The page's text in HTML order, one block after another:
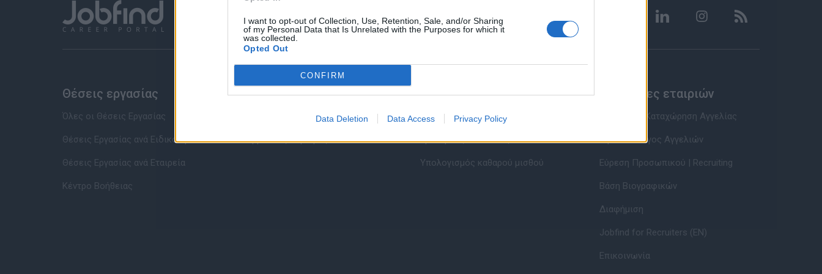
I want to opt-out of Collection, Use, Retention, Sale, and/or Sharing
of my Personal Data that Is Unrelated with the Purposes for which it
was collected.
Opted Out
CONFIRM
Data Deletion Data Access Privacy Policy
Θέσεις εργασίας
Όλες οι Θέσεις Εργασίας
Θέσεις Εργασίας ανά Ειδικότητα
Θέσεις Εργασίας ανά Εταιρεία
Κέντρο Βοήθειας
Υπηρεσίες υποψηφίων
Καταχώρηση Online Βιογραφικού
Συμβουλές Καριέρας
HR corner
Περιγραφές Θέσεων Εργασίας
Ερωτήσεις συνεντεύξεων
Υπολογισμός καθαρού μισθού
Υπηρεσίες εταιριών
Εγγραφή & Καταχώρηση Αγγελίας
Τιμοκατάλογος Αγγελιών
Εύρεση Προσωπικού | Recruiting
Βάση Βιογραφικών
Διαφήμιση
Jobfind for Recruiters (EN)
Επικοινωνία